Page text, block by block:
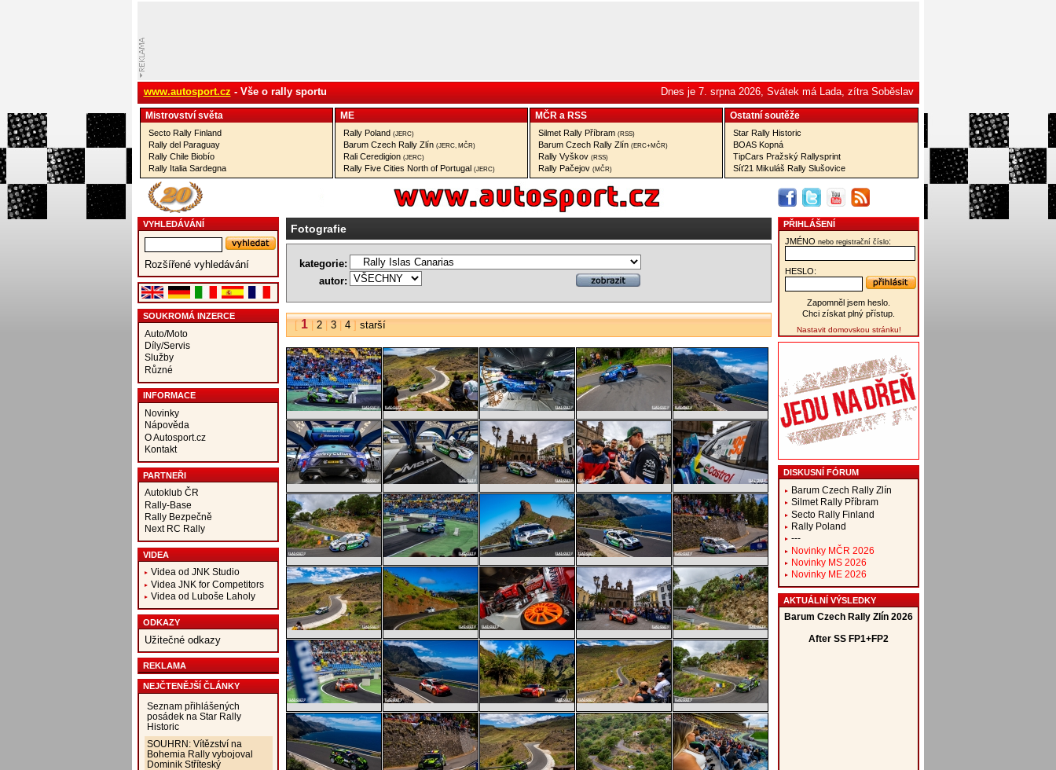
www.autosport.cz - Vše o rally sportu Dnes je 7. srpna 2026, Svátek má Lada, zítra Soběslav
Mistrovství­ světa
Secto Rally Finland
Rally del Paraguay
Rally Chile Biobío
Rally Italia Sardegna
ME
Rally Poland (JERC)
Barum Czech Rally Zlín (JERC, MČR)
Rali Ceredigion (JERC)
Rally Five Cities North of Portugal (JERC)
MČR a RSS
Silmet Rally Příbram (RSS)
Barum Czech Rally Zlín (ERC+MČR)
Rally Vyškov (RSS)
Rally Pačejov (MČR)
Ostatní­ soutěže
Star Rally Historic
BOAS Kopná
TipCars Pražský Rallysprint
Síť21 Mikuláš Rally Slušovice
VYHLEDÁVÁNÍ
Rozšířené vyhledávání
SOUKROMÁ INZERCE
Auto/Moto
Díly/Servis
Služby
Různé
INFORMACE
Novinky
Nápověda
O Autosport.cz
Kontakt
PARTNEŘI
Autoklub ČR
Rally-Base
Rally Bezpečně
Next RC Rally
VIDEA
Videa od JNK Studio
Videa JNK for Competitors
Videa od Luboše Laholy
ODKAZY
Užitečné odkazy
REKLAMA
NEJČTENĚJŠÍ ČLÁNKY
Seznam přihlášených
posádek na Star Rally
Historic
SOUHRN: Vítězství na
Bohemia Rally vybojoval
Dominik Stříteský
Fotografie
kategorie:
autor:
[ 1| 2| 3| 4] starší
PŘIHLÁŠENÍ
JMÉNO nebo registrační číslo:
HESLO:
Zapomněl jsem heslo.
Chci získat plný přístup.
Nastavit domovskou stránku!
DISKUSNÍ FÓRUM
Barum Czech Rally Zlín
Silmet Rally Příbram
Secto Rally Finland
Rally Poland
---
Novinky MČR 2026
Novinky MS 2026
Novinky ME 2026
AKTUÁLNÍ VÝSLEDKY